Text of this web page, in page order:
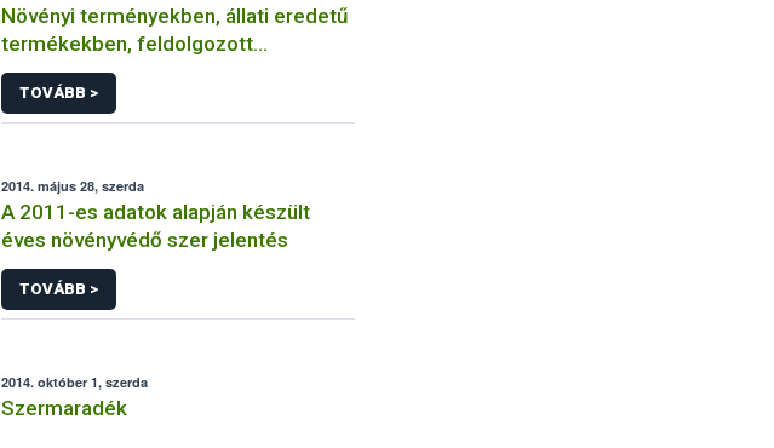
Növényi terményekben, állati eredetű
termékekben, feldolgozott
élelmiszerekben
TOVÁBB >
2014. május 28, szerda
A 2011-es adatok alapján készült
éves növényvédő szer jelentés
TOVÁBB >
2014. október 1, szerda
Szermaradék